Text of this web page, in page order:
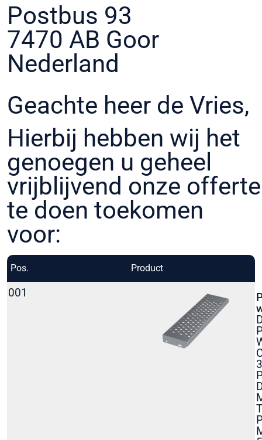
Postbus 93
7470 AB Goor
Nederland
Geachte heer de Vries,
Hierbij hebben wij het
genoegen u geheel
vrijblijvend onze offerte
te doen toekomen
voor:
Pos. Product
001